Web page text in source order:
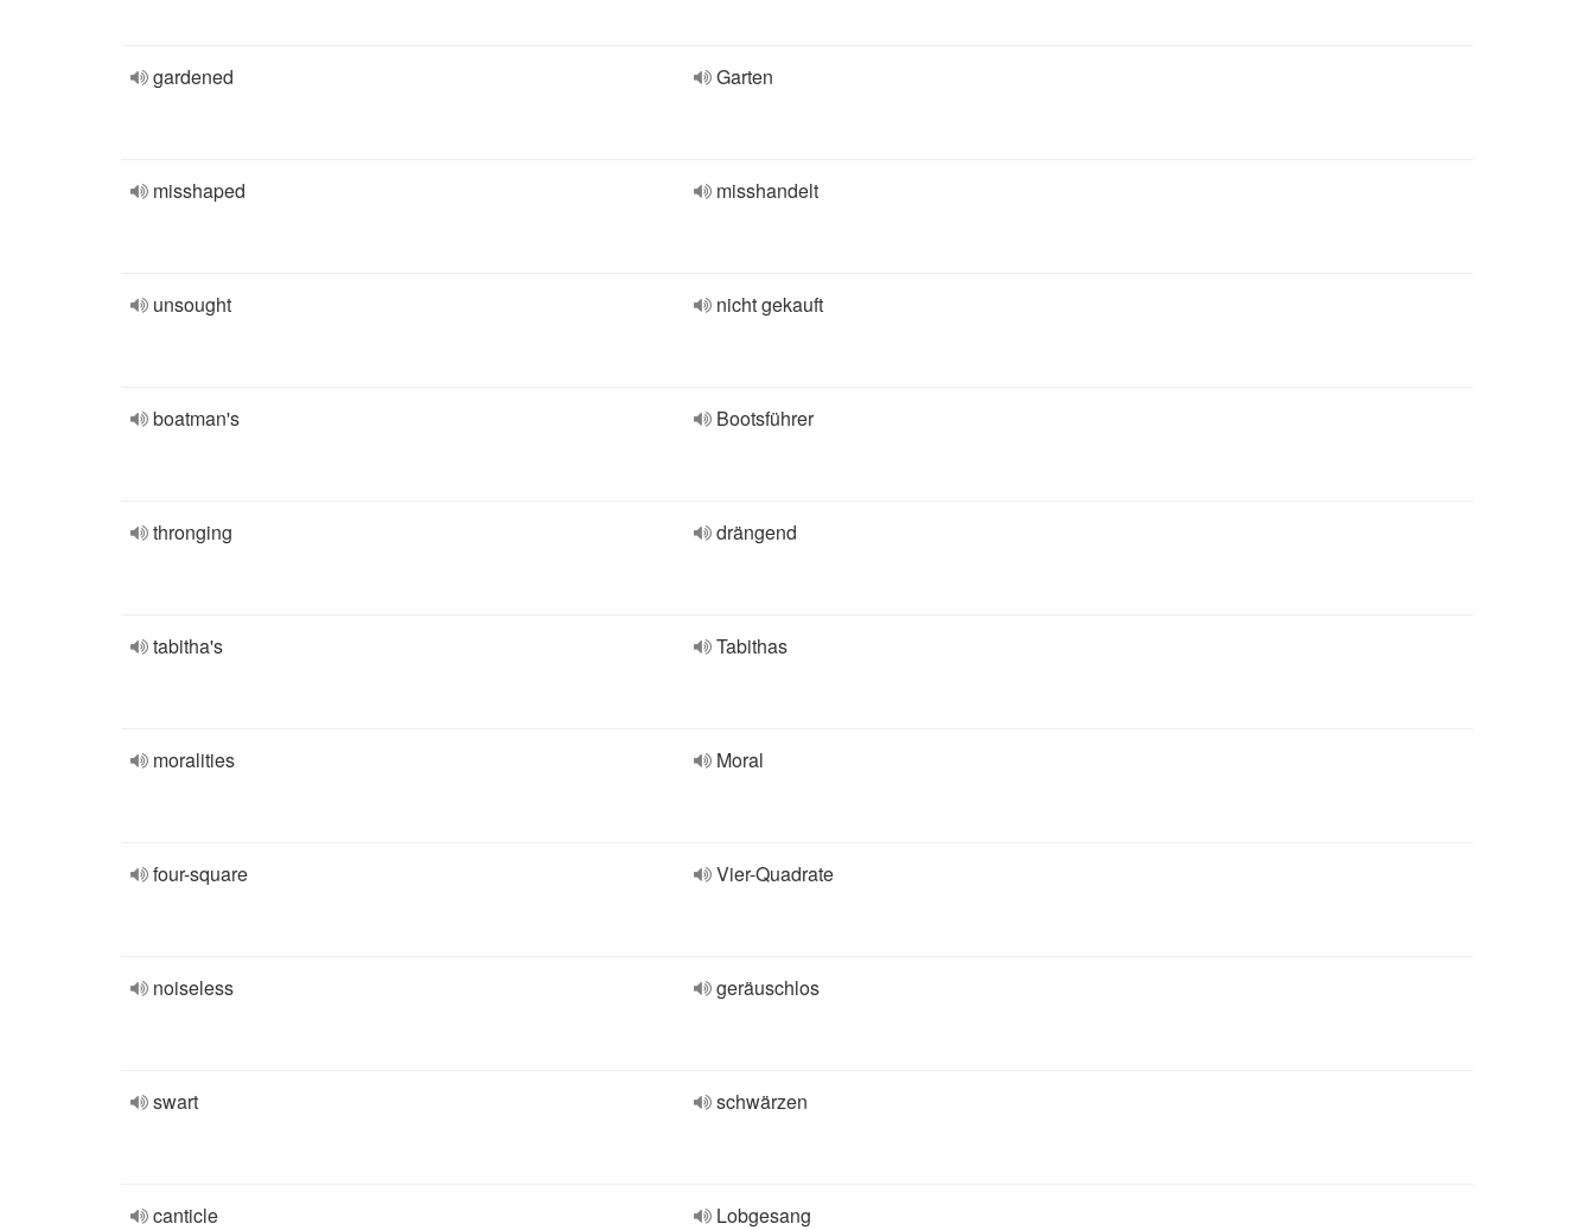
gardened Garten
misshaped misshandelt
unsought nicht gekauft
boatman's Bootsführer
thronging drängend
tabitha's Tabithas
moralities Moral
four-square Vier-Quadrate
noiseless geräuschlos
swart schwärzen
canticle Lobgesang